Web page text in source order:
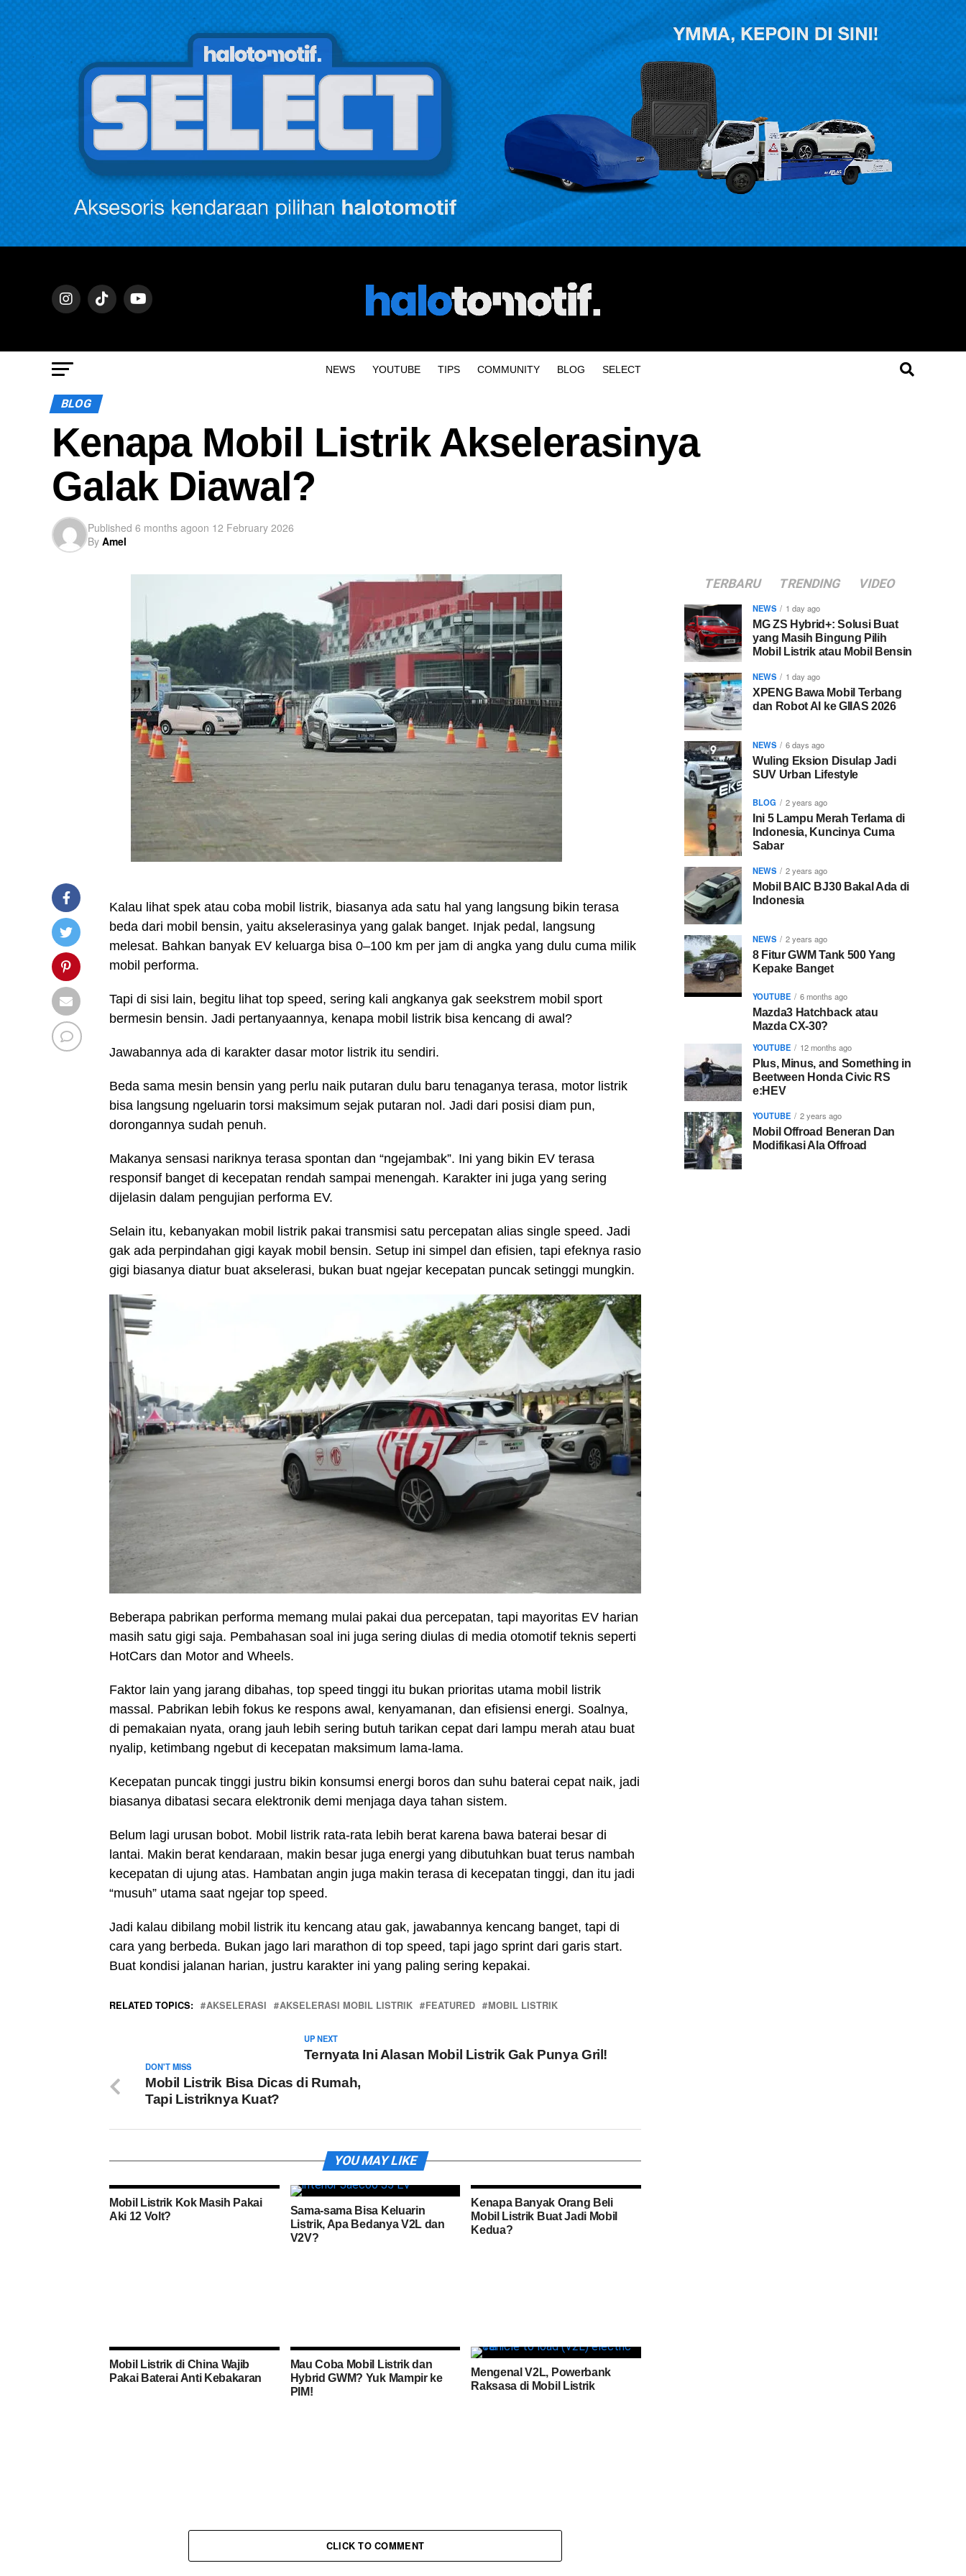
NEWS YOUTUBE TIPS COMMUNITY BLOG SELECT
BLOG
Kenapa Mobil Listrik Akselerasinya
Galak Diawal?
Published 6 months agoon 12 February 2026
By Amel
Kalau lihat spek atau coba mobil listrik, biasanya ada satu hal yang langsung bikin terasa
beda dari mobil bensin, yaitu akselerasinya yang galak banget. Injak pedal, langsung
melesat. Bahkan banyak EV keluarga bisa 0–100 km per jam di angka yang dulu cuma milik
mobil performa.
Tapi di sisi lain, begitu lihat top speed, sering kali angkanya gak seekstrem mobil sport
bermesin bensin. Jadi pertanyaannya, kenapa mobil listrik bisa kencang di awal?
Jawabannya ada di karakter dasar motor listrik itu sendiri.
Beda sama mesin bensin yang perlu naik putaran dulu baru tenaganya terasa, motor listrik
bisa langsung ngeluarin torsi maksimum sejak putaran nol. Jadi dari posisi diam pun,
dorongannya sudah penuh.
Makanya sensasi nariknya terasa spontan dan “ngejambak”. Ini yang bikin EV terasa
responsif banget di kecepatan rendah sampai menengah. Karakter ini juga yang sering
dijelasin dalam pengujian performa EV.
Selain itu, kebanyakan mobil listrik pakai transmisi satu percepatan alias single speed. Jadi
gak ada perpindahan gigi kayak mobil bensin. Setup ini simpel dan efisien, tapi efeknya rasio
gigi biasanya diatur buat akselerasi, bukan buat ngejar kecepatan puncak setinggi mungkin.
Beberapa pabrikan performa memang mulai pakai dua percepatan, tapi mayoritas EV harian
masih satu gigi saja. Pembahasan soal ini juga sering diulas di media otomotif teknis seperti
HotCars dan Motor and Wheels.
Faktor lain yang jarang dibahas, top speed tinggi itu bukan prioritas utama mobil listrik
massal. Pabrikan lebih fokus ke respons awal, kenyamanan, dan efisiensi energi. Soalnya,
di pemakaian nyata, orang jauh lebih sering butuh tarikan cepat dari lampu merah atau buat
nyalip, ketimbang ngebut di kecepatan maksimum lama-lama.
Kecepatan puncak tinggi justru bikin konsumsi energi boros dan suhu baterai cepat naik, jadi
biasanya dibatasi secara elektronik demi menjaga daya tahan sistem.
Belum lagi urusan bobot. Mobil listrik rata-rata lebih berat karena bawa baterai besar di
lantai. Makin berat kendaraan, makin besar juga energi yang dibutuhkan buat terus nambah
kecepatan di ujung atas. Hambatan angin juga makin terasa di kecepatan tinggi, dan itu jadi
“musuh” utama saat ngejar top speed.
Jadi kalau dibilang mobil listrik itu kencang atau gak, jawabannya kencang banget, tapi di
cara yang berbeda. Bukan jago lari marathon di top speed, tapi jago sprint dari garis start.
Buat kondisi jalanan harian, justru karakter ini yang paling sering kepakai.
RELATED TOPICS: AKSELERASI AKSELERASI MOBIL LISTRIK FEATURED MOBIL LISTRIK
UP NEXT
Ternyata Ini Alasan Mobil Listrik Gak Punya Gril!
DON'T MISS
Mobil Listrik Bisa Dicas di Rumah,
Tapi Listriknya Kuat?
YOU MAY LIKE
Mobil Listrik Kok Masih Pakai
Aki 12 Volt?
Sama-sama Bisa Keluarin
Listrik, Apa Bedanya V2L dan
V2V?
Kenapa Banyak Orang Beli
Mobil Listrik Buat Jadi Mobil
Kedua?
Mobil Listrik di China Wajib
Pakai Baterai Anti Kebakaran
Mau Coba Mobil Listrik dan
Hybrid GWM? Yuk Mampir ke
PIM!
Mengenal V2L, Powerbank
Raksasa di Mobil Listrik
CLICK TO COMMENT
TERBARU TRENDING VIDEO
NEWS 1 day ago
MG ZS Hybrid+: Solusi Buat
yang Masih Bingung Pilih
Mobil Listrik atau Mobil Bensin
NEWS 1 day ago
XPENG Bawa Mobil Terbang
dan Robot AI ke GIIAS 2026
NEWS 6 days ago
Wuling Eksion Disulap Jadi
SUV Urban Lifestyle
BLOG 2 years ago
Ini 5 Lampu Merah Terlama di
Indonesia, Kuncinya Cuma
Sabar
NEWS 2 years ago
Mobil BAIC BJ30 Bakal Ada di
Indonesia
NEWS 2 years ago
8 Fitur GWM Tank 500 Yang
Kepake Banget
YOUTUBE 6 months ago
Mazda3 Hatchback atau
Mazda CX-30?
YOUTUBE 12 months ago
Plus, Minus, and Something in
Beetween Honda Civic RS
e:HEV
YOUTUBE 2 years ago
Mobil Offroad Beneran Dan
Modifikasi Ala Offroad